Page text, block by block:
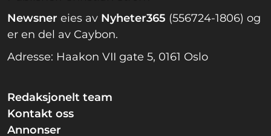
Newsner eies av Nyheter365 (556724-1806) og
er en del av Caybon.
Adresse: Haakon VII gate 5, 0161 Oslo
Redaksjonelt team
Kontakt oss
Annonser